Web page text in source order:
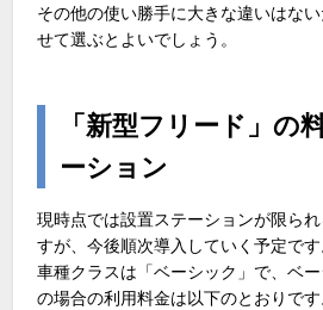
その他の使い勝手に大きな違いはな
せて選ぶとよいでしょう。
「新型フリード」の
ーション
現時点では設置ステーションが限ら
すが、今後順次導入していく予定です
車種クラスは「ベーシック」で、ベ
の場合の利用料金は以下のとおりです